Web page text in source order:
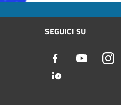
SEGUICI SU
Facebook Youtube